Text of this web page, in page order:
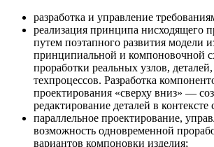
разработка и управление
реализация принципа нисходящего
путем поэтапного развития модели
принципиальной и компоновочной
проработки реальных узлов,
техпроцессов. Разработка
проектирования «сверху вниз» —
редактирование деталей в контексте
параллельное проектирование,
возможность одновременной
вариантов компоновки изделия;